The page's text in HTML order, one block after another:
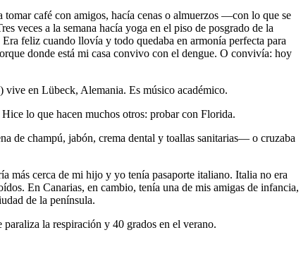
café con amigos, hacía cenas o almuerzos —con lo que se
veces a la semana hacía yoga en el piso de posgrado de la
feliz cuando llovía y todo quedaba en armonía perfecta para
donde está mi casa convivo con el dengue. O convivía: hoy
vive en Lübeck, Alemania. Es músico académico.
lo que hacen muchos otros: probar con Florida.
de champú, jabón, crema dental y toallas sanitarias— o cruzaba
más cerca de mi hijo y yo tenía pasaporte italiano. Italia no era
En Canarias, en cambio, tenía una de mis amigas de infancia,
de la península.
paraliza la respiración y 40 grados en el verano.